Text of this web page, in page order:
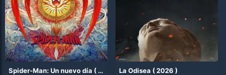
Spider-Man: Un nuevo día ( 2026 La Odisea (2026 )